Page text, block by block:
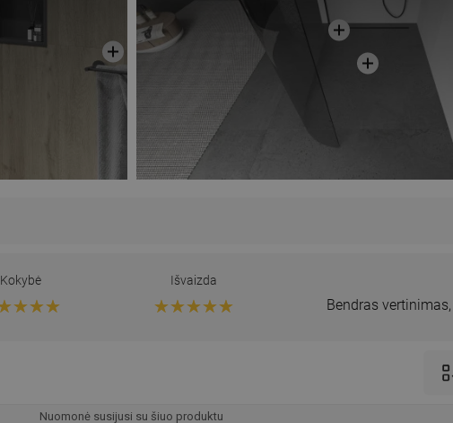
Kokybė Išvaizda
Bendras
Nuomonė susijusi su šiuo produktu